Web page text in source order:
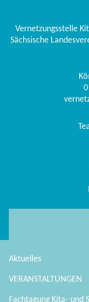
Vernetzungsstelle
Sächsische
Aktuelles
VERANSTALTUNGEN
Fachtagung Kita- und